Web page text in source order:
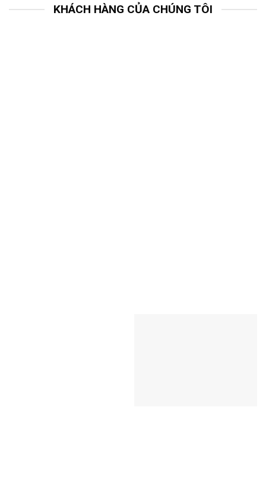
KHÁCH HÀNG CỦA CHÚNG TÔI